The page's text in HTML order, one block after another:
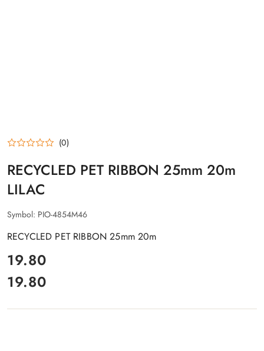
(0)
RECYCLED PET RIBBON 25mm 20m
LILAC
Symbol: PIO-4854M46
RECYCLED PET RIBBON 25mm 20m
cena:
19.80
Cena:
19.80